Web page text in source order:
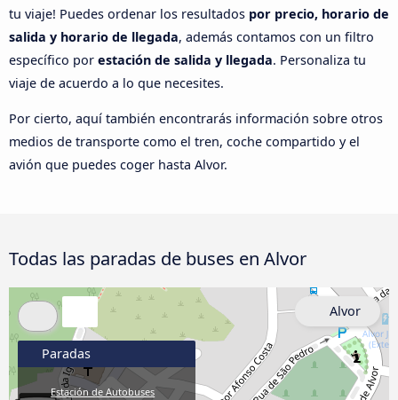
tu viaje! Puedes ordenar los resultados por precio, horario de
salida y horario de llegada, además contamos con un filtro
específico por estación de salida y llegada. Personaliza tu
viaje de acuerdo a lo que necesites.
Por cierto, aquí también encontrarás información sobre otros
medios de transporte como el tren, coche compartido y el
avión que puedes coger hasta Alvor.
Todas las paradas de buses en Alvor
Paradas
Estación de Autobuses
Alvor